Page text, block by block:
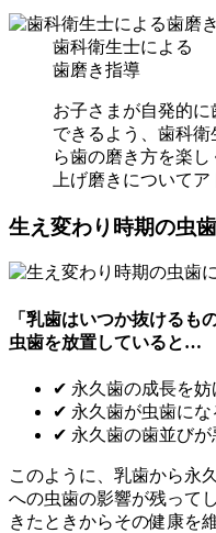
歯科衛生士による
歯磨き指導
お子さまが自発的
できるよう、歯科
ら歯の磨き方を楽
上げ磨きについて
生え変わり時期の虫
「乳歯はいつか抜けるも
虫歯を放置していると…
✔ 永久歯の成長を
✔ 永久歯が虫歯に
✔ 永久歯の歯並び
このように、乳歯から永
への虫歯の影響が残って
きたときからその健康を